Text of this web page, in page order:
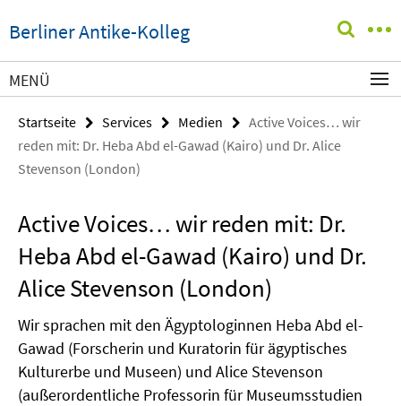
direkt
zu
Inhalt
Berliner Antike-Kolleg
Service-
MENÜ
Startseite Services Medien
Active Voices… wir
reden mit: Dr. Heba Abd el-Gawad (Kairo) und Dr. Alice
Stevenson (London)
Active Voices… wir reden mit: Dr.
Heba Abd el-Gawad (Kairo) und Dr.
Alice Stevenson (London)
Wir sprachen mit den Ägyptologinnen Heba Abd el-
Gawad (Forscherin und Kuratorin für ägyptisches
Kulturerbe und Museen) und Alice Stevenson
(außerordentliche Professorin für Museumsstudien